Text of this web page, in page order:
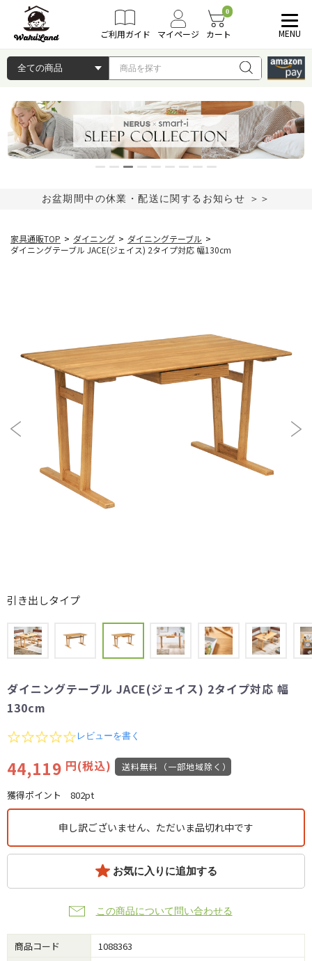
ご利用ガイド マイページ
0
カート MENU
お盆期間中の休業・配送に関するお知らせ ＞＞
家具通販TOP > ダイニング > ダイニングテーブル >
ダイニングテーブル JACE(ジェイス) 2タイプ対応 幅130cm
引き出しタイプ
ダイニングテーブル JACE(ジェイス) 2タイプ対応 幅
130cm
0.0
rating
レビューを書く
44,119 円(税込) 送料無料（一部地域除く）
獲得ポイント 802pt
申し訳ございません、ただいま品切れ中です
お気に入りに追加する
この商品について問い合わせる
商品コード
1088363